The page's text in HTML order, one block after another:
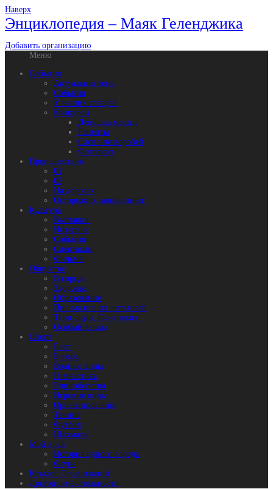
Наверх
Энциклопедия – Маяк Геленджика
Добавить организацию
Меню
События
Актуальная тема
События
У наших соседей
Конкурсы
Девушка месяца
Рецепты
Слово не воробей
Фотофакт
Происшествия
01
02
На дорогах
Осторожно: мошенники!
Культура
Выставки
Интервью
События
Спектакли
Фильмы
Общество
В городе
Здоровье
Образование
Письма наших читателей
Твои люди, Геленджик!
Особый взгляд
Спорт
Бокс
Борьба
Водные виды
Гимнастика
Единоборства
Игровые виды
Ориентирование
Теннис
Футбол
Шахматы
Мой край
История одного города
Фауна
Каталог Организаций
Достопримечательности